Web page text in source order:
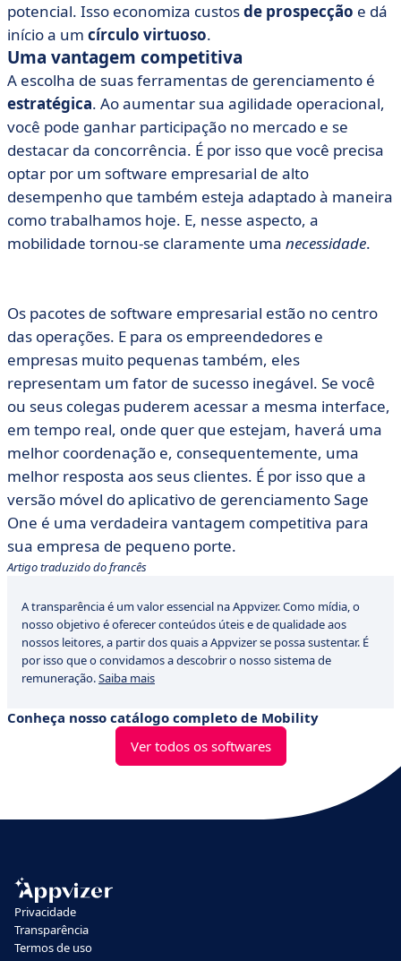
potencial. Isso economiza custosde prospecção e dá
início a um círculo virtuoso.
Uma vantagem competitiva
A escolha de suas ferramentas de gerenciamento é
estratégica. Ao aumentar sua agilidade operacional,
você pode ganhar participação no mercado e se
destacar da concorrência. É por isso que você precisa
optar por um software empresarial de alto
desempenho que também esteja adaptado à maneira
como trabalhamos hoje. E, nesse aspecto, a
mobilidade tornou-se claramente uma necessidade.
Os pacotes de software empresarial estão no centro
das operações. E para os empreendedores e
empresas muito pequenas também, eles
representam um fator de sucesso inegável. Se você
ou seus colegas puderem acessar a mesma interface,
em tempo real, onde quer que estejam, haverá uma
melhor coordenação e, consequentemente, uma
melhor resposta aos seus clientes. É por isso que a
versão móvel do aplicativo de gerenciamento Sage
One é uma verdadeira vantagem competitiva para
sua empresa de pequeno porte.
Artigo traduzido do francês
A transparência é um valor essencial na Appvizer. Como mídia, o
nosso objetivo é oferecer conteúdos úteis e de qualidade aos
nossos leitores, a partir dos quais a Appvizer se possa sustentar. É
por isso que o convidamos a descobrir o nosso sistema de
remuneração.Saiba mais
Conheça nosso catálogo completo de Mobility
Ver todos os softwares
Privacidade
Transparência
Termos de uso